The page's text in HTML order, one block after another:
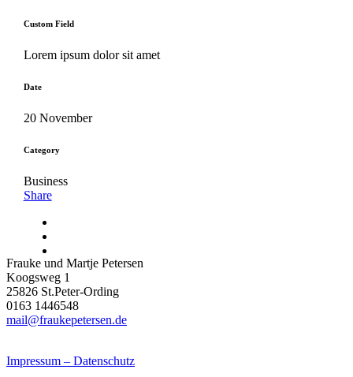
Custom Field
Lorem ipsum dolor sit amet
Date
20 November
Category
Business
Share
Frauke und Martje Petersen
Koogsweg 1
25826 St.Peter-Ording
0163 1446548
mail@fraukepetersen.de
Impressum – Datenschutz